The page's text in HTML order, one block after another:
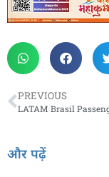
PREVIOUS
और पढ़ें